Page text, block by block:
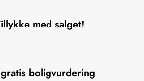
med salget!
boligvurdering